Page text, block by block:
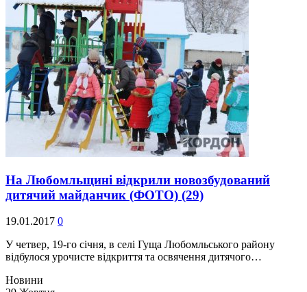
На Любомльщині відкрили новозбудований
дитячий майданчик (ФОТО) (29)
19.01.2017 0
У четвер, 19-го січня, в селі Гуща Любомльського району
відбулося урочисте відкриття та освячення дитячого…
Новини